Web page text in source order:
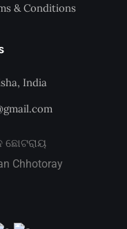
& Conditions
India
ଛୋଟରାୟ
Chhotoray